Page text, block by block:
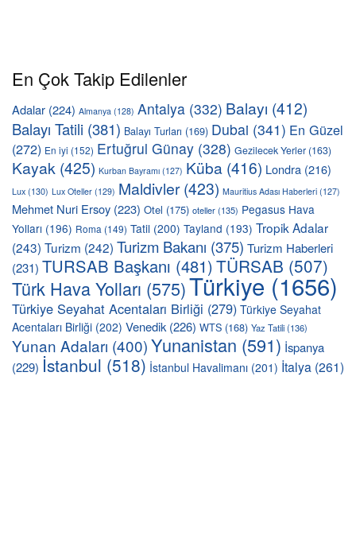
En Çok Takip Edilenler
Adalar (224) Almanya (128) Antalya (332) Balayı (412)
Balayı Tatili (381) Balayı Turları (169) Dubai (341) En Güzel
(272) En iyi (152) Ertuğrul Günay (328) Gezilecek Yerler (163)
Kayak (425) Kurban Bayramı (127) Küba (416) Londra (216)
Lux (130) Lux Oteller (129) Maldivler(423) Mauritius Adası Haberleri (127)
Mehmet Nuri Ersoy (223) Otel (175) oteller(135) Pegasus Hava
Yolları (196) Roma (149) Tatil (200) Tayland (193) Tropik Adalar
(243) Turizm (242) Turizm Bakanı (375) Turizm Haberleri
(231) TURSAB Başkanı (481)TÜRSAB (507)
Türk Hava Yolları (575)Türkiye (1656)
Türkiye Seyahat Acentaları Birliği (279) Türkiye Seyahat
Acentaları Birliği (202) Venedik(226) WTS (168) Yaz Tatili(136)
Yunan Adaları (400)Yunanistan (591) İspanya
(229) İstanbul (518) İstanbul Havalimanı (201) İtalya (261)